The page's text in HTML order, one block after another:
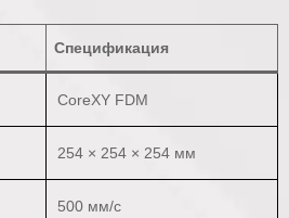
Спецификация
CoreXY FDM
254 × 254 × 254 мм
500 мм/с